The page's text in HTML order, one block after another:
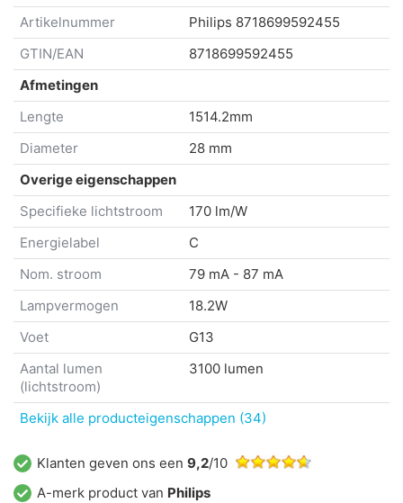
Artikelnummer
Philips 8718699592455
GTIN/EAN
8718699592455
Afmetingen
Lengte
1514.2mm
Diameter
28 mm
Overige eigenschappen
Specifieke lichtstroom
170 lm/W
Energielabel
C
Nom. stroom
79 mA - 87 mA
Lampvermogen
18.2W
Voet
G13
Aantal lumen
(lichtstroom)
3100 lumen
Bekijk alle producteigenschappen (34)
Klanten geven ons een 9,2/10
A-merk product van Philips